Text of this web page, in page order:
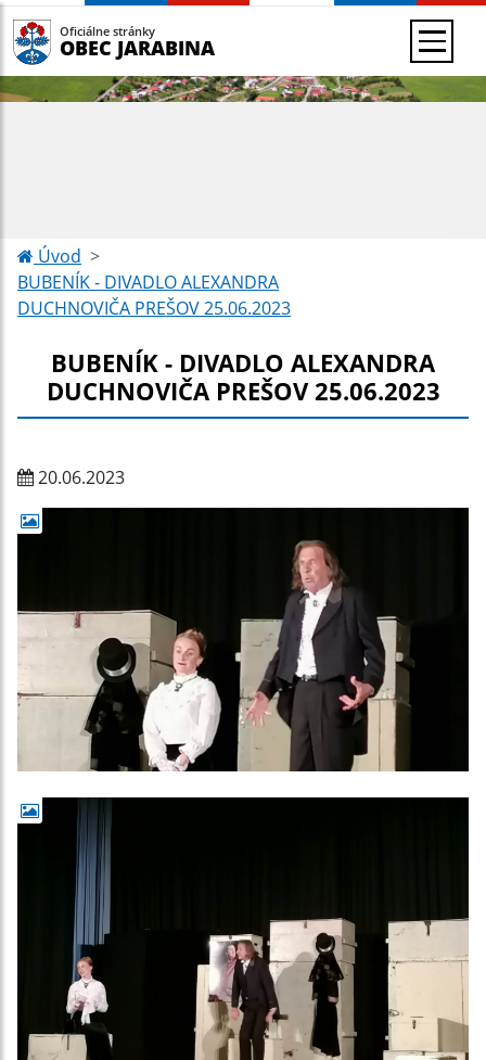
Oficiálne stránky
OBEC JARABINA
Úvod
BUBENÍK - DIVADLO ALEXANDRA
DUCHNOVIČA PREŠOV 25.06.2023
BUBENÍK - DIVADLO ALEXANDRA
DUCHNOVIČA PREŠOV 25.06.2023
20.06.2023